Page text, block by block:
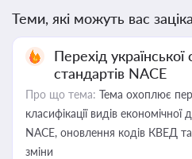
Теми, які можуть вас
Перехід
стандартів NACE
Про що тема: Тема охоплює
класифікації видів економічної
NACE, оновлення кодів КВЕД
зміни